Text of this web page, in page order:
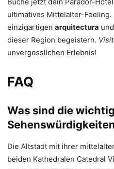
ultimatives Mittelalter-Feeling.
einzigartigen arquitectura
dieser Region begeistern.
unvergesslichen Erlebnis!
FAQ
Was sind die
Die Altstadt mit ihrer
beiden Kathedralen Catedral